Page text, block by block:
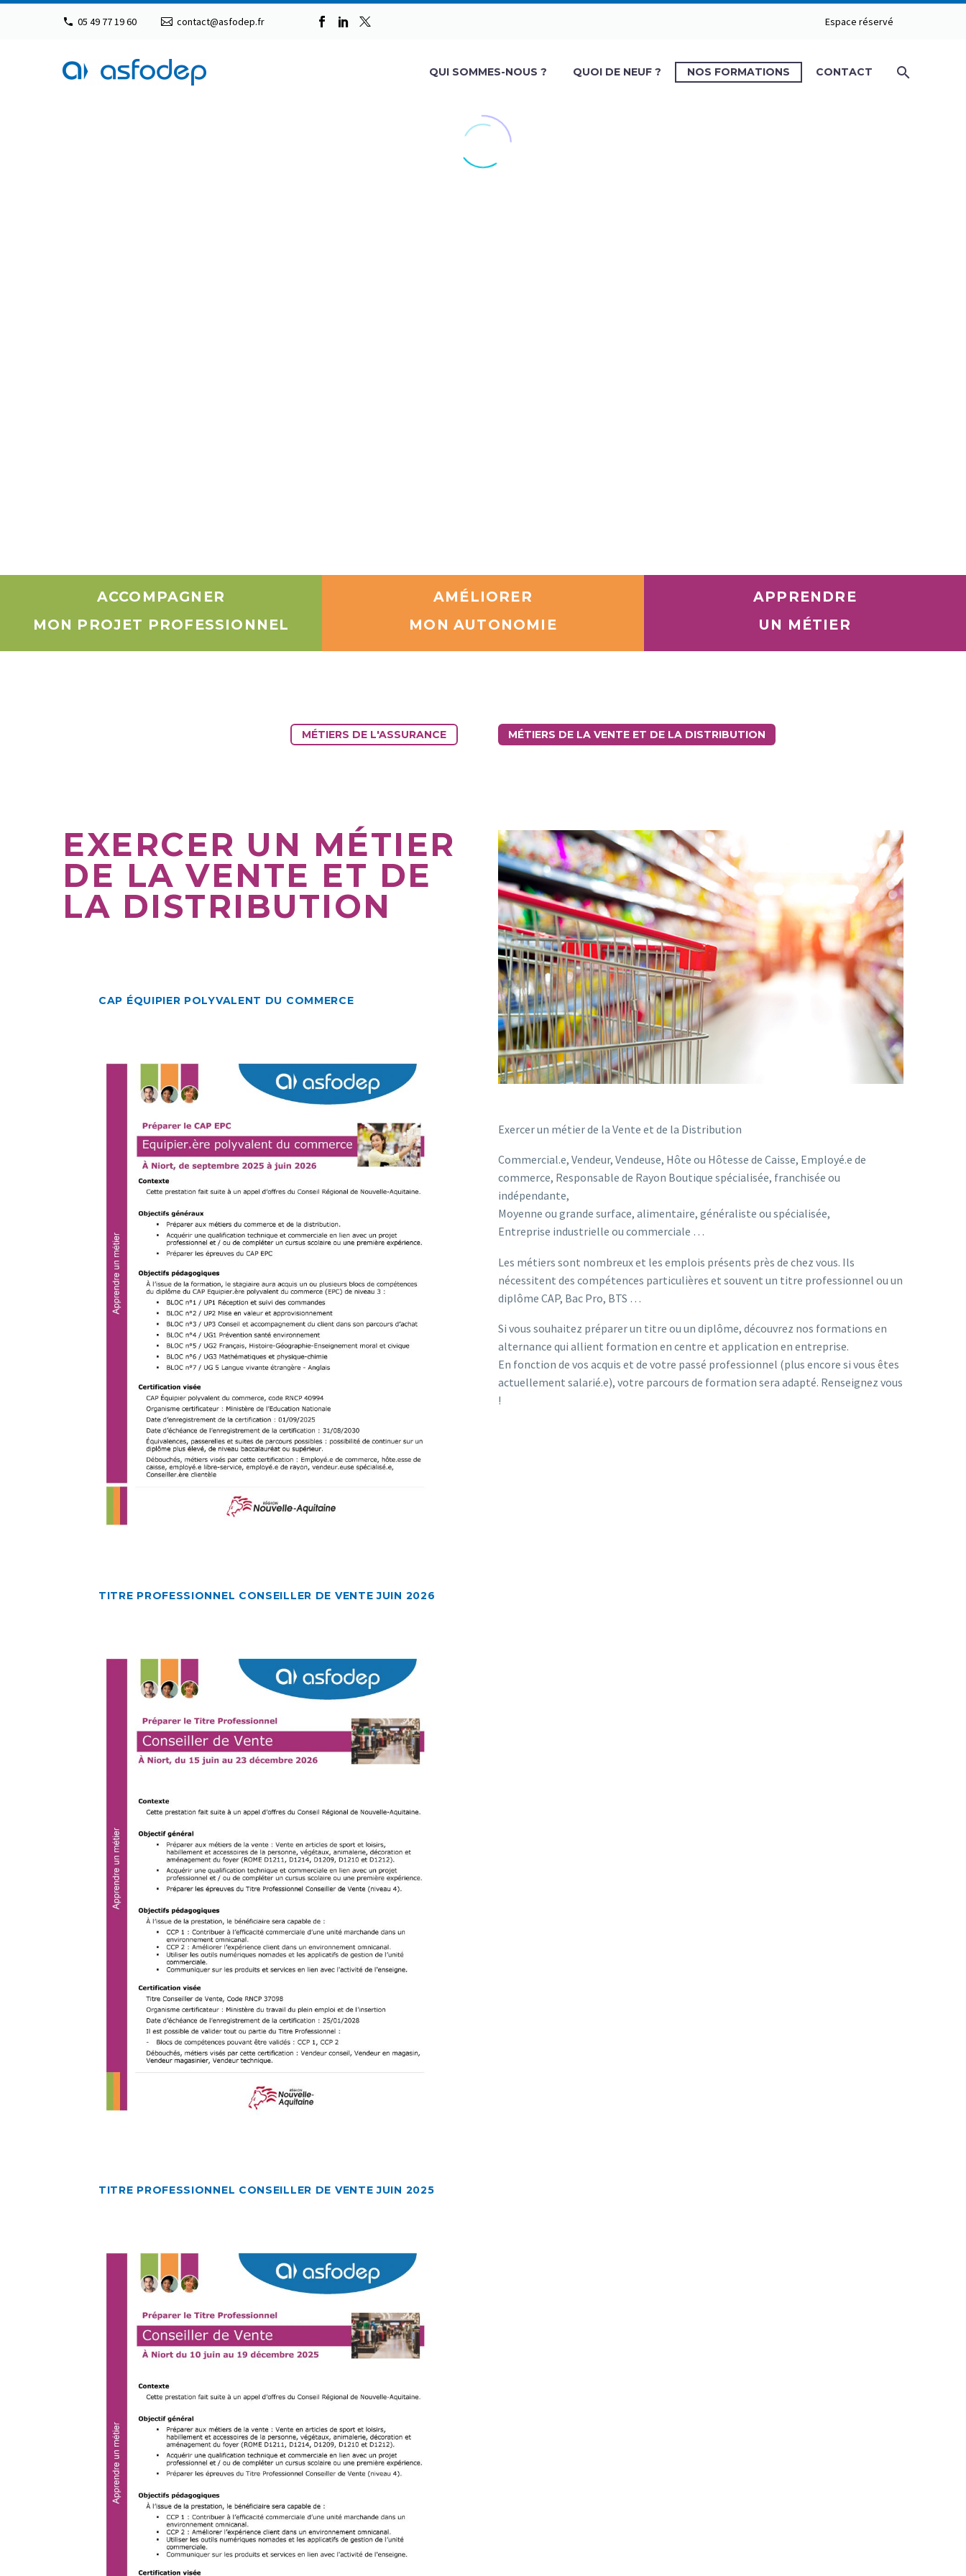
05 49 77 19 60 contact@asfodep.fr Espace réservé
QUI SOMMES-NOUS ? QUOI DE NEUF ? NOS FORMATIONS CONTACT
ACCOMPAGNER
MON PROJET PROFESSIONNEL
AMÉLIORER
MON AUTONOMIE
APPRENDRE
UN MÉTIER
MÉTIERS DE L'ASSURANCE MÉTIERS DE LA VENTE ET DE LA DISTRIBUTION
EXERCER UN MÉTIER
DE LA VENTE ET DE
LA DISTRIBUTION
CAP ÉQUIPIER POLYVALENT DU COMMERCE
TITRE PROFESSIONNEL CONSEILLER DE VENTE JUIN 2026
TITRE PROFESSIONNEL CONSEILLER DE VENTE JUIN 2025
Exercer un métier de la Vente et de la Distribution
Commercial.e, Vendeur, Vendeuse, Hôte ou Hôtesse de Caisse, Employé.e de
commerce, Responsable de Rayon Boutique spécialisée, franchisée ou
indépendante,
Moyenne ou grande surface, alimentaire, généraliste ou spécialisée,
Entreprise industrielle ou commerciale …
Les métiers sont nombreux et les emplois présents près de chez vous. Ils
nécessitent des compétences particulières et souvent un titre professionnel ou un
diplôme CAP, Bac Pro, BTS …
Si vous souhaitez préparer un titre ou un diplôme, découvrez nos formations en
alternance qui allient formation en centre et application en entreprise.
En fonction de vos acquis et de votre passé professionnel (plus encore si vous êtes
actuellement salarié.e), votre parcours de formation sera adapté. Renseignez vous
!